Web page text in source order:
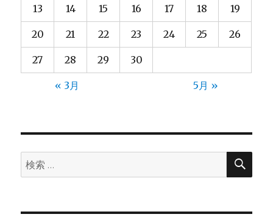
13 14 15 16 17 18 19
20 21 22 23 24 25 26
27 28 29 30
« 3月 5月 »
検
索:
検